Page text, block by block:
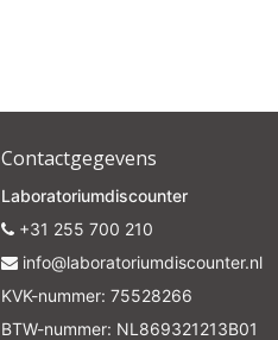
Contactgegevens
Laboratoriumdiscounter
+31 255 700 210
info@laboratoriumdiscounter.nl
KVK-nummer: 75528266
BTW-nummer: NL869321213B01